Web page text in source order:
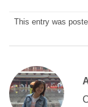
This entry was